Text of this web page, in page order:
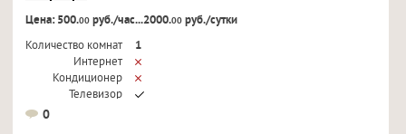
Цена: 500.00руб./час...2000.00руб./сутки
Количество комнат
1
Интернет
Кондиционер
Телевизор
0